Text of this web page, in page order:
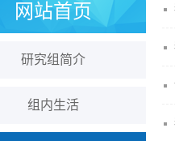
网站首页
研究组简介
组内生活